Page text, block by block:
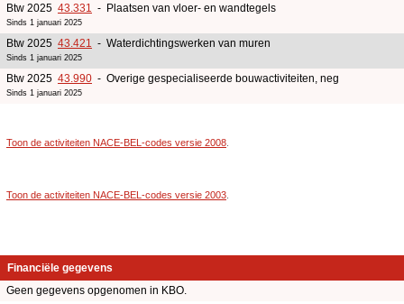
Btw 2025 43.331 - Plaatsen van vloer- en wandtegels
Sinds 1 januari 2025
Btw 2025 43.421 - Waterdichtingswerken van muren
Sinds 1 januari 2025
Btw 2025 43.990 - Overige gespecialiseerde bouwactiviteiten, neg
Sinds 1 januari 2025
Toon de activiteiten NACE-BEL-codes versie 2008
Toon de activiteiten NACE-BEL-codes versie 2003
Financiële gegevens
Geen gegevens opgenomen in KBO.